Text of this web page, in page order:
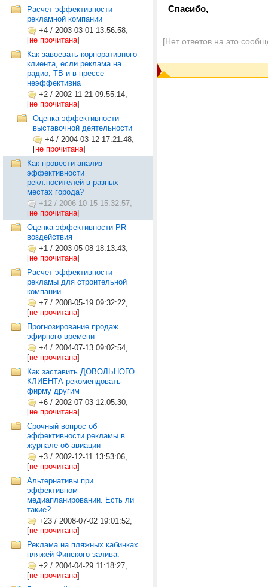
Расчет эффективности
рекламной компании
+4 / 2003-03-01 13:56:58,
[не прочитана]
Как завоевать корпоративного
клиента, если реклама на
радио, ТВ и в прессе
неэффективна
+2 / 2002-11-21 09:55:14,
[не прочитана]
Оценка эффективности
выставочной деятельности
+4 / 2004-03-12 17:21:48,
[не прочитана]
Как провести анализ
эффективности
рекл.носителей в разных
местах города?
+12 / 2006-10-15 15:32:57,
[не прочитана]
Оценка эффективности PR-
воздействия
+1 / 2003-05-08 18:13:43,
[не прочитана]
Расчет эффективности
рекламы для строительной
компании
+7 / 2008-05-19 09:32:22,
[не прочитана]
Прогнозирование продаж
эфирного времени
+4 / 2004-07-13 09:02:54,
[не прочитана]
Как заставить ДОВОЛЬНОГО
КЛИЕНТА рекомендовать
фирму другим
+6 / 2002-07-03 12:05:30,
[не прочитана]
Срочный вопрос об
эффективности рекламы в
журнале об авиации
+3 / 2002-12-11 13:53:06,
[не прочитана]
Альтернативы при
эффективном
медиапланировании. Есть ли
такие?
+23 / 2008-07-02 19:01:52,
[не прочитана]
Реклама на пляжных кабинках
пляжей Финского залива.
+2 / 2004-04-29 11:18:27,
[не прочитана]
Спасибо,
[Нет ответов на это